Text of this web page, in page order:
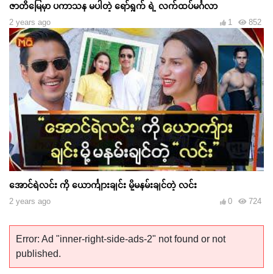
ဇာတိမြေမှာ ပကာသန မပါတဲ့ ရော်ရွက် ရဲ့ လက်ထပ်မင်္ဂလာ
2 years ago 852
1
အောင်ရဲလင်း ကို ယောင်္ကျားချင်း မို့မနမ်းချင်တဲ့ လင်း
2 years ago 724
0
Error: Ad "inner-right-side-ads-2" not found or not
published.